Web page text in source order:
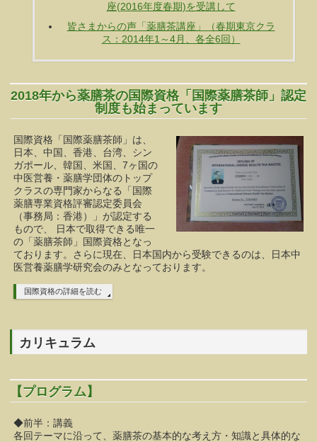
座(2016年度春期)を受講して
皆さまからの声「薬膳茶講座」（春期東京クラ
2018年から薬膳茶の国際資格「国際薬膳茶師」認定
制度も始まっています
国際資格「国際薬膳茶師」は、
日本、中国、香港、台湾、シン
ガポール、韓国、米国、7ヶ国の
中医営養・薬膳学団体のトップ
クラスの専門家からなる「国際
薬膳専業資格評審認定委員会
（事務局：香港）」が認定する
もので、 日本で取得できる唯一
の「薬膳茶師」国際資格となっ
ております。さらに現在、日本国内から受験できるのは、日本中
医営養薬膳学研究会のみとなっております。
国際資格の詳細を読む
カリキュラム
【プログラム】
◆前半：講義
各回テーマに沿って、薬膳茶の基本的な考え方・知識と具体的な